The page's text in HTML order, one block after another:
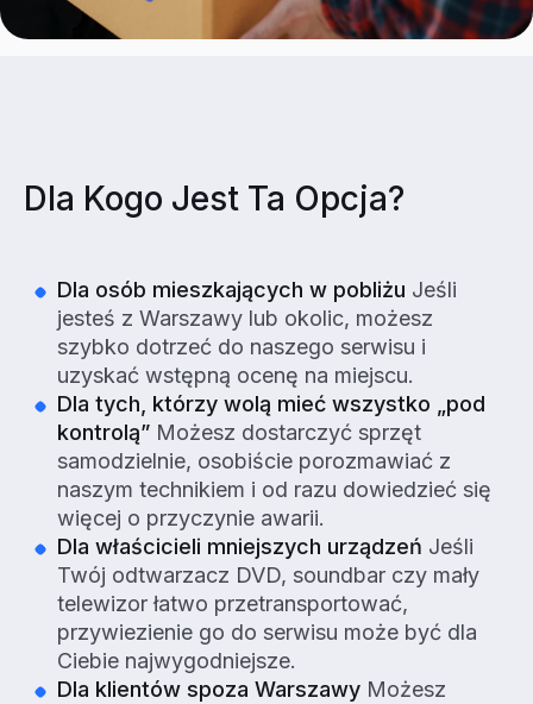
Dla Kogo Jest Ta Opcja?
Dla osób mieszkających w pobliżu Jeśli
jesteś z Warszawy lub okolic, możesz
szybko dotrzeć do naszego serwisu i
uzyskać wstępną ocenę na miejscu.
Dla tych, którzy wolą mieć wszystko „pod
kontrolą” Możesz dostarczyć sprzęt
samodzielnie, osobiście porozmawiać z
naszym technikiem i od razu dowiedzieć się
więcej o przyczynie awarii.
Dla właścicieli mniejszych urządzeń Jeśli
Twój odtwarzacz DVD, soundbar czy mały
telewizor łatwo przetransportować,
przywiezienie go do serwisu może być dla
Ciebie najwygodniejsze.
Dla klientów spoza Warszawy Możesz